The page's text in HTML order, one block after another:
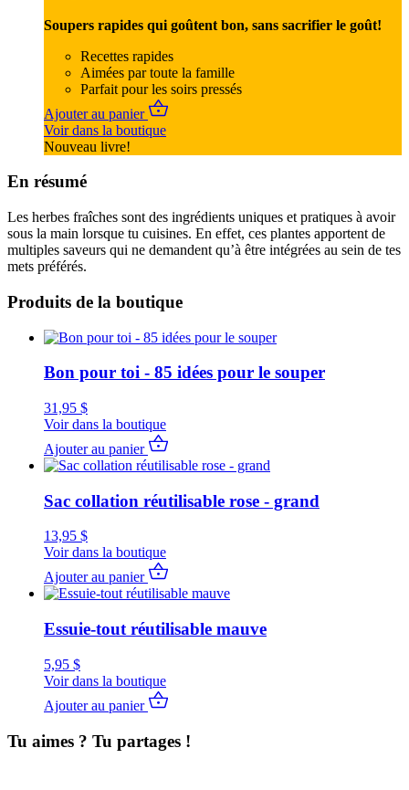
Soupers rapides qui goûtent bon, sans sacrifier le goût!
Recettes rapides
Aimées par toute la famille
Parfait pour les soirs pressés
Ajouter au panier
Voir dans la boutique
Nouveau livre!
En résumé
Les herbes fraîches sont des ingrédients uniques et pratiques à avoir
sous la main lorsque tu cuisines. En effet, ces plantes apportent de
multiples saveurs qui ne demandent qu’à être intégrées au sein de tes
mets préférés.
Produits de la boutique
Bon pour toi - 85 idées pour le souper
31,95 $
Voir dans la boutique
Ajouter au panier
Sac collation réutilisable rose - grand
13,95 $
Voir dans la boutique
Ajouter au panier
Essuie-tout réutilisable mauve
5,95 $
Voir dans la boutique
Ajouter au panier
Tu aimes ? Tu partages !